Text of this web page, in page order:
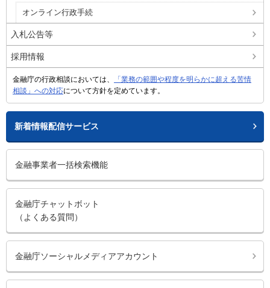
オンライン行政手続
入札公告等
採用情報
金融庁の行政相談においては、
「業務の範囲や程度を明らかに超える苦情
相談」への対応について方針を定めています。
新着情報配信サービス
金融事業者一括検索機能
金融庁チャットボット
（よくある質問）
金融庁ソーシャルメディアアカウント